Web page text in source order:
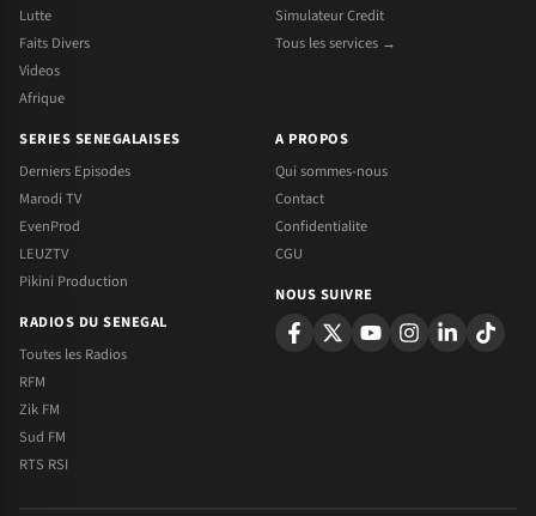
Lutte
Faits Divers
Videos
Afrique
Simulateur Credit
Tous les services →
SERIES SENEGALAISES
Derniers Episodes
Marodi TV
EvenProd
LEUZTV
Pikini Production
RADIOS DU SENEGAL
Toutes les Radios
RFM
Zik FM
Sud FM
RTS RSI
A PROPOS
Qui sommes-nous
Contact
Confidentialite
CGU
NOUS SUIVRE